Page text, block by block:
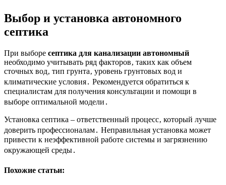
Выбор и установка автономного
септика
При выборе септика для канализации автономный
необходимо учитывать ряд факторов‚ таких как объем
сточных вод‚ тип грунта‚ уровень грунтовых вод и
климатические условия․ Рекомендуется обратиться к
специалистам для получения консультации и помощи в
выборе оптимальной модели․
Установка септика – ответственный процесс‚ который лучше
доверить профессионалам․ Неправильная установка может
привести к неэффективной работе системы и загрязнению
окружающей среды․
Похожие статьи: